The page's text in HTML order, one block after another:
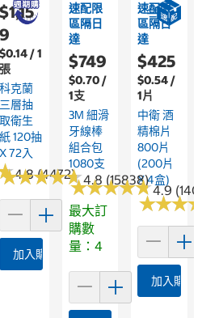
4.8 (4472)
$1,15
9
$0.14 / 1
張
科克蘭
三層抽
取衛生
紙 120抽
X 72入
★★★★★
★★★★★4.8 (15838)
加入購物車
速配限
區隔日
達
$749
$0.70 /
1支
3M 細滑
牙線棒
組合包
1080支
★★★★★
★★★★★4.9
最大訂
購數
量：4
速配限
區隔日
達
$425
$0.54 /
1片
中衛 酒
精棉片
800片
(200片
X 4盒)
★★★
★★★
加入購物